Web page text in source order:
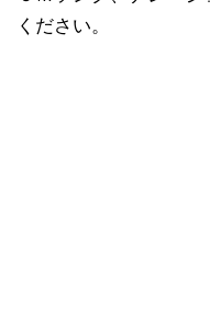
ください。